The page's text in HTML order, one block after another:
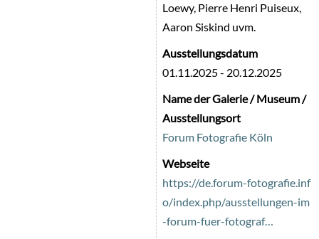
Loewy, Pierre Henri Puiseux,
Aaron Siskind uvm.
Ausstellungsdatum
01.11.2025- 20.12.2025
Name der Galerie / Museum /
Ausstellungsort
Forum Fotografie Köln
Webseite
https://de.forum-fotografie.inf
o/index.php/ausstellungen-im
-forum-fuer-fotograf…